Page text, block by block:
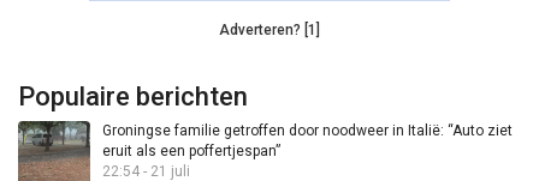
Adverteren? [1]
Populaire berichten
Groningse familie getroffen door noodweer in Italië: “Auto ziet
eruit als een poffertjespan”
22:54 - 21 juli